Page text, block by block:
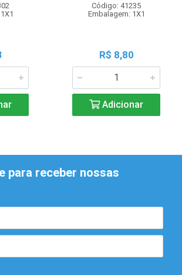
Código: 41235
Embalagem: 1X1
R$ 8,80
Adicionar
para receber nossas